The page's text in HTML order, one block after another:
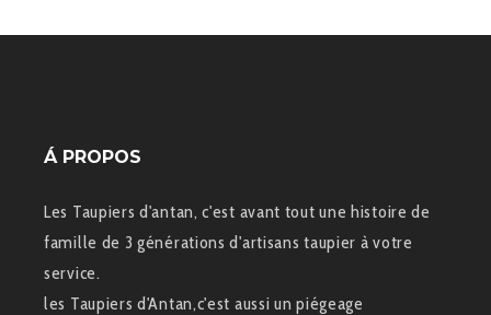
Á PROPOS
Les Taupiers d'antan, c'est avant tout une histoire de
famille de 3 générations d'artisans taupier à votre
service.
les Taupiers d'Antan,c'est aussi un piégeage